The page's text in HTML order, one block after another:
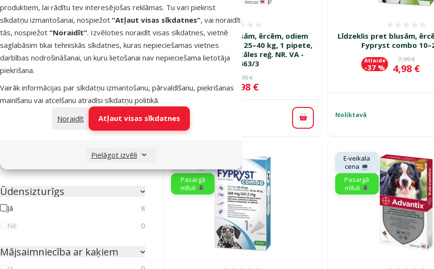
produktiem, lai rādītu tev interesējošas reklāmas. Tu vari piekrist
sīkdatņu izmantošanai, nospiežot “Atļaut visas sīkdatnes”, vai noraidīt
tās, nospiežot “Noraidīt”. Izvēloties noraidīt visas sīkdatnes, vietnē
saglabāsim tikai tehniskās sīkdatnes, kuras nepieciešamas vietnes
darbības nodrošināšanai, un kuru lietošanai nav nepieciešama lietotāja
piekrišana.
Vairāk informācijas par sīkdatņu izmantošanu, pārvaldīšanu, piekrišanas
mainīšanu vai atcelšanu atradīsi sīkdatņu politikā.
Noraidīt
Atļaut visas sīkdatnes
Pielāgot izvēli
Kaķēns Pieaudzis Seniors
Pretparazītu līdzekļa veids
Aerosols
Kaklasiksna
Pilieni
14
Tabletes
4
Drošs ģimenēm ar bērniem
Ūdensizturīgs
Jā
8
Nē
0
Mājsaimniecība ar kaķiem
Līdzeklis pret blusām, ērcēm, odiem
suņiem – Advantix, 25–40 kg, 1 pipete,
bezrecepšu vet.zāles reģ. NR. VA -
072463/3
Oriģinālā cena
18,99 €
Cena
13,98 €
-26 %
Noliktavā Pievienot grozam
Līdzeklis pret blusām,
Fypryst combo
Oriģinālā
7,99 €
Cena
4,98 €
Atlaide
-37 %
Noliktavā
Pasargā
mīluli 🕷️
E-veikala
cena 💻
Pasargā
mīluli 🕷️